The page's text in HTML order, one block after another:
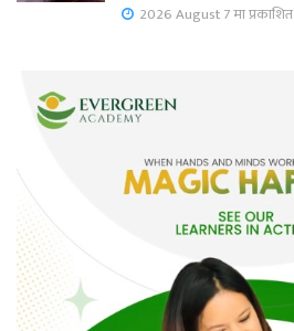
2026 August 7 मा प्रकाशित